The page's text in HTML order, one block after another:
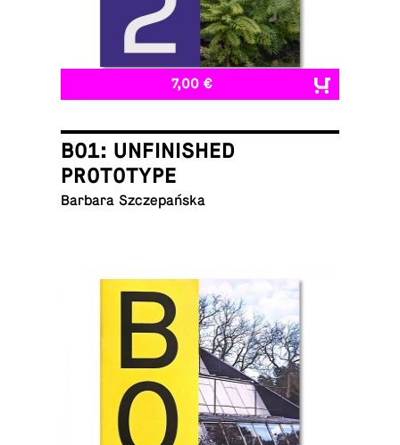
7,00 €
B01: UNFINISHED
PROTOTYPE
Barbara Szczepańska